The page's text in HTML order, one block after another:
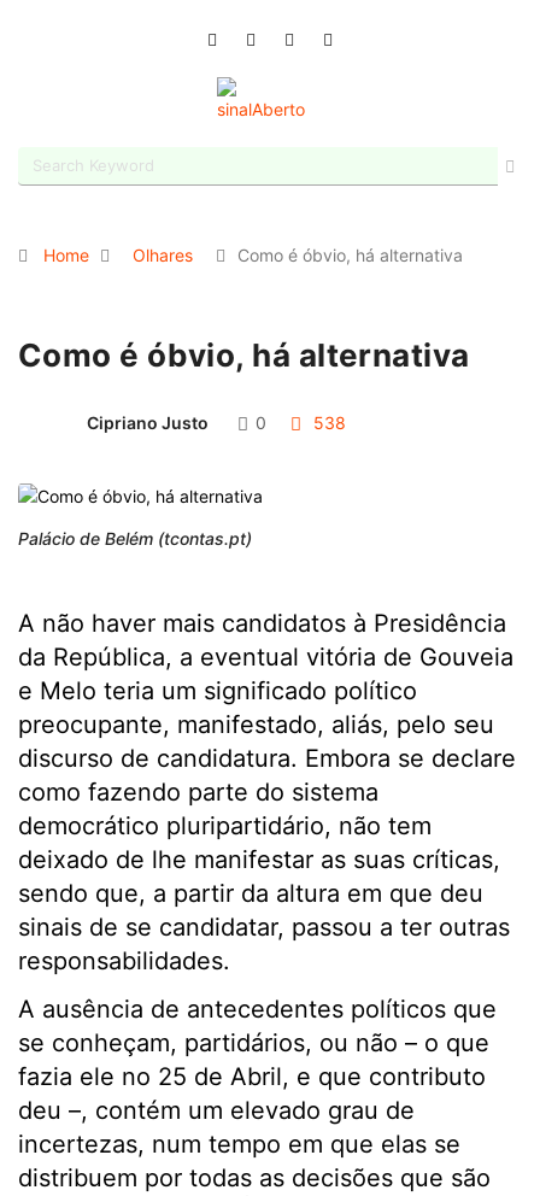
Home Olhares Como é óbvio, há alternativa
Como é óbvio, há alternativa
Cipriano Justo 0 538
Palácio de Belém (tcontas.pt)
A não haver mais candidatos à Presidência
da República, a eventual vitória de Gouveia
e Melo teria um significado político
preocupante, manifestado, aliás, pelo seu
discurso de candidatura. Embora se declare
como fazendo parte do sistema
democrático pluripartidário, não tem
deixado de lhe manifestar as suas críticas,
sendo que, a partir da altura em que deu
sinais de se candidatar, passou a ter outras
responsabilidades.
A ausência de antecedentes políticos que
se conheçam, partidários, ou não – o que
fazia ele no 25 de Abril, e que contributo
deu –, contém um elevado grau de
incertezas, num tempo em que elas se
distribuem por todas as decisões que são